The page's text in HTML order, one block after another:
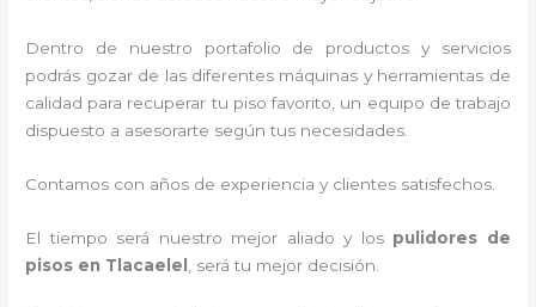
Dentro de nuestro portafolio de productos y servicios
podrás gozar de las diferentes máquinas y herramientas de
calidad para recuperar tu piso favorito, un equipo de trabajo
dispuesto a asesorarte según tus necesidades.
Contamos con años de experiencia y clientes satisfechos.
El tiempo será nuestro mejor aliado y los pulidores de
pisos en Tlacaelel , será tu mejor decisión.